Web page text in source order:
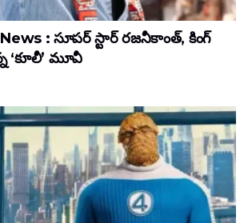
: సూపర్ స్టార్ రజనీకాంత్, కింగ్
‘కూలీ’ మూవీ